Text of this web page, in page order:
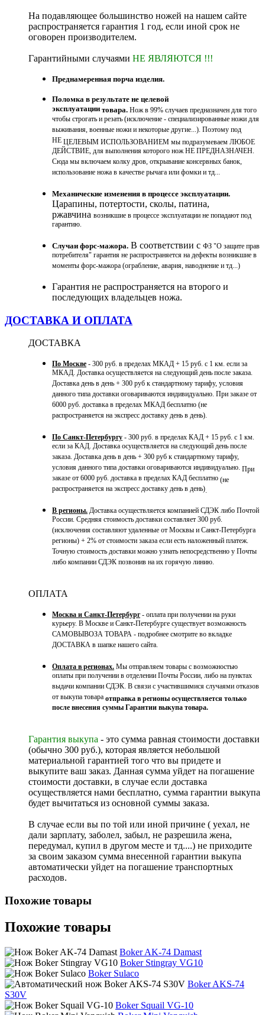
На подавляющее большинство ножей на нашем сайте
распространяется гарантия 1 год, если иной срок не
оговорен производителем.
Гарантийными случаями НЕ ЯВЛЯЮТСЯ !!!
Преднамеренная порча изделия.
Поломка в результате не целевой
эксплуатации товара. Нож в 99% случаев предназначен для того
чтобы строгать и резать (исключение - специализированные ножи для
выживания, военные ножи и некоторые другие...). Поэтому под
НЕ ЦЕЛЕВЫМ ИСПОЛЬЗОВАНИЕМ мы подразумеваем ЛЮБОЕ
ДЕЙСТВИЕ, для выполнения которого нож НЕ ПРЕДНАЗНАЧЕН.
Сюда мы включаем колку дров, открывание консервных банок,
использование ножа в качестве рычага или фомки и тд...
Механические изменения в процессе эксплуатации.
Царапины, потертости, сколы, патина,
ржавчина возникшие в процессе эксплуатации не попадают под
гарантию.
Случаи форс-мажора. В соответствии с ФЗ "О защите прав
потребителя" гарантия не распространяется на дефекты возникшие в
моменты форс-мажора (ограбление, авария, наводнение и тд...)
Гарантия не распространяется на второго и
последующих владельцев ножа.
ДОСТАВКА И ОПЛАТА
ДОСТАВКА
По Москве - 300 руб. в пределах МКАД + 15 руб. с 1 км. если за
МКАД. Доставка осуществляется на следующий день после заказа.
Доставка день в день + 300 руб к стандартному тарифу, условия
данного типа доставки оговариваются индивидуально. При заказе от
6000 руб. доставка в пределах МКАД бесплатно (не
распространяется на экспресс доставку день в день).
По Санкт-Петербургу - 300 руб. в пределах КАД + 15 руб. с 1 км.
если за КАД. Доставка осуществляется на следующий день после
заказа. Доставка день в день + 300 руб к стандартному тарифу,
условия данного типа доставки оговариваются индивидуально. При
заказе от 6000 руб. доставка в пределах КАД бесплатно (не
распространяется на экспресс доставку день в день).
В регионы. Доставка осуществляется компанией СДЭК либо Почтой
России. Средняя стоимость доставки составляет 300 руб.
(исключения составляют удаленные от Москвы и Санкт-Петербурга
регионы) + 2% от стоимости заказа если есть наложенный платеж.
Точную стоимость доставки можно узнать непосредственно у Почты
либо компании СДЭК позвонив на их горячую линию.
ОПЛАТА
Москва и Санкт-Петербург- оплата при получении на руки
курьеру. В Москве и Санкт-Петербурге существует возможность
САМОВЫВОЗА ТОВАРА - подробнее смотрите во вкладке
ДОСТАВКА в шапке нашего сайта.
Оплата в регионах. Мы отправляем товары с возможностью
оплаты при получении в отделении Почты России, либо на пунктах
выдачи компании СДЭК. В связи с участившимися случаями отказов
от выкупа товара отправка в регионы осуществляется только
после внесения суммы Гарантии выкупа товара.
Гарантия выкупа - это сумма равная стоимости доставки
(обычно 300 руб.), которая является небольшой
материальной гарантией того что вы придете и
выкупите ваш заказ. Данная сумма уйдет на погашение
стоимости доставки, в случае если доставка
осуществляется нами бесплатно, сумма гарантии выкупа
будет вычитаться из основной суммы заказа.
В случае если вы по той или иной причине ( уехал, не
дали зарплату, заболел, забыл, не разрешила жена,
передумал, купил в другом месте и тд....) не приходите
за своим заказом сумма внесенной гарантии выкупа
автоматически уйдет на погашение транспортных
расходов.
Похожие товары
Похожие товары
Boker AK-74 Damast
Boker Stingray VG10
Boker Sulaco
Boker AKS-74
S30V
Boker Squail VG-10